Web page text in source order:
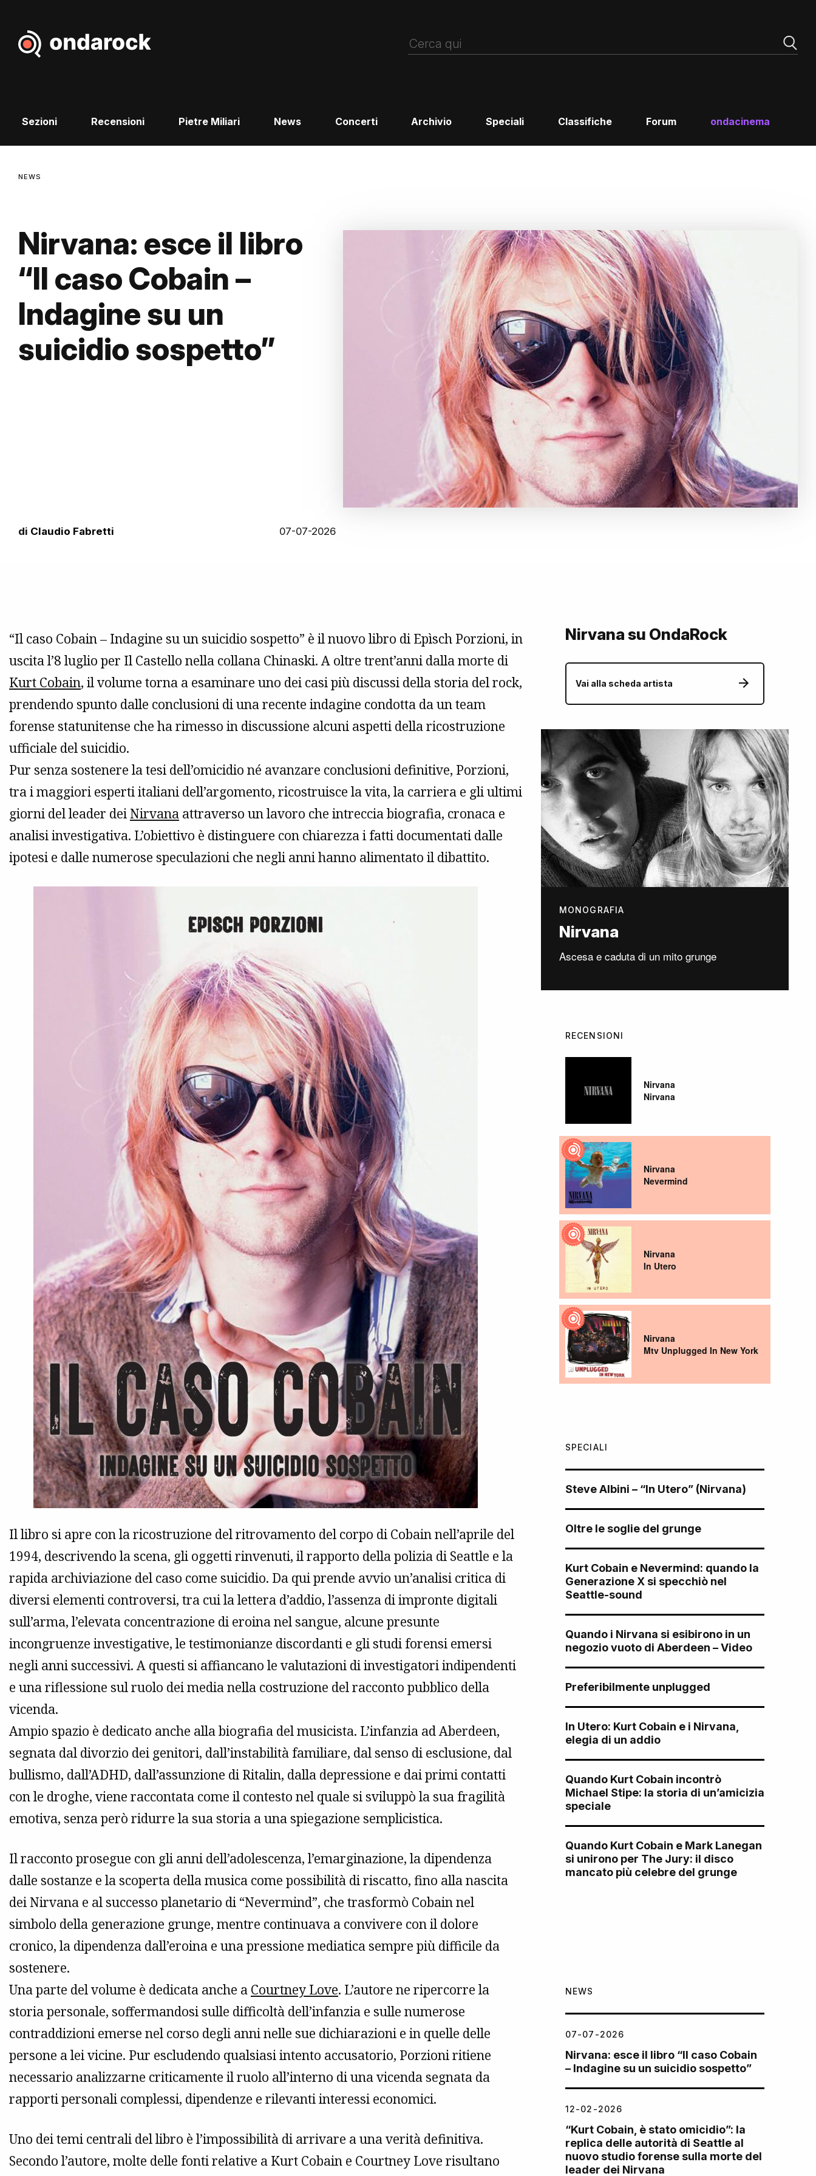
Sezioni Recensioni Pietre Miliari News Concerti Archivio Speciali Classifiche Forum ondacinema
NEWS
Nirvana: esce il libro
“Il caso Cobain –
Indagine su un
suicidio sospetto”
di Claudio Fabretti 07-07-2026
“Il caso Cobain – Indagine su un suicidio sospetto” è il nuovo libro di Epìsch Porzioni, in
uscita l’8 luglio per Il Castello nella collana Chinaski. A oltre trent’anni dalla morte di
Kurt Cobain, il volume torna a esaminare uno dei casi più discussi della storia del rock,
prendendo spunto dalle conclusioni di una recente indagine condotta da un team
forense statunitense che ha rimesso in discussione alcuni aspetti della ricostruzione
ufficiale del suicidio.
Pur senza sostenere la tesi dell’omicidio né avanzare conclusioni definitive, Porzioni,
tra i maggiori esperti italiani dell’argomento, ricostruisce la vita, la carriera e gli ultimi
giorni del leader deiNirvana attraverso un lavoro che intreccia biografia, cronaca e
analisi investigativa. L’obiettivo è distinguere con chiarezza i fatti documentati dalle
ipotesi e dalle numerose speculazioni che negli anni hanno alimentato il dibattito.
Il libro si apre con la ricostruzione del ritrovamento del corpo di Cobain nell’aprile del
1994, descrivendo la scena, gli oggetti rinvenuti, il rapporto della polizia di Seattle e la
rapida archiviazione del caso come suicidio. Da qui prende avvio un’analisi critica di
diversi elementi controversi, tra cui la lettera d’addio, l’assenza di impronte digitali
sull’arma, l’elevata concentrazione di eroina nel sangue, alcune presunte
incongruenze investigative, le testimonianze discordanti e gli studi forensi emersi
negli anni successivi. A questi si affiancano le valutazioni di investigatori indipendenti
e una riflessione sul ruolo dei media nella costruzione del racconto pubblico della
vicenda.
Ampio spazio è dedicato anche alla biografia del musicista. L’infanzia ad Aberdeen,
segnata dal divorzio dei genitori, dall’instabilità familiare, dal senso di esclusione, dal
bullismo, dall’ADHD, dall’assunzione di Ritalin, dalla depressione e dai primi contatti
con le droghe, viene raccontata come il contesto nel quale si sviluppò la sua fragilità
emotiva, senza però ridurre la sua storia a una spiegazione semplicistica.
Il racconto prosegue con gli anni dell’adolescenza, l’emarginazione, la dipendenza
dalle sostanze e la scoperta della musica come possibilità di riscatto, fino alla nascita
dei Nirvana e al successo planetario di “Nevermind”, che trasformò Cobain nel
simbolo della generazione grunge, mentre continuava a convivere con il dolore
cronico, la dipendenza dall’eroina e una pressione mediatica sempre più difficile da
sostenere.
Una parte del volume è dedicata anche a Courtney Love. L’autore ne ripercorre la
storia personale, soffermandosi sulle difficoltà dell’infanzia e sulle numerose
contraddizioni emerse nel corso degli anni nelle sue dichiarazioni e in quelle delle
persone a lei vicine. Pur escludendo qualsiasi intento accusatorio, Porzioni ritiene
necessario analizzarne criticamente il ruolo all’interno di una vicenda segnata da
rapporti personali complessi, dipendenze e rilevanti interessi economici.
Uno dei temi centrali del libro è l’impossibilità di arrivare a una verità definitiva.
Secondo l’autore, molte delle fonti relative a Kurt Cobain e Courtney Love risultano
Nirvana su OndaRock
Vai alla scheda artista
MONOGRAFIA
Nirvana
Ascesa e caduta di un mito grunge
RECENSIONI
Nirvana
Nirvana
Nirvana
Nevermind
Nirvana
In Utero
Nirvana
Mtv Unplugged In New York
SPECIALI
Steve Albini – “In Utero” (Nirvana)
Oltre le soglie del grunge
Kurt Cobain e Nevermind: quando la
Generazione X si specchiò nel
Seattle-sound
Quando i Nirvana si esibirono in un
negozio vuoto di Aberdeen – Video
Preferibilmente unplugged
In Utero: Kurt Cobain e i Nirvana,
elegia di un addio
Quando Kurt Cobain incontrò
Michael Stipe: la storia di un’amicizia
speciale
Quando Kurt Cobain e Mark Lanegan
si unirono per The Jury: il disco
mancato più celebre del grunge
NEWS
07-07-2026
Nirvana: esce il libro “Il caso Cobain
– Indagine su un suicidio sospetto”
12-02-2026
“Kurt Cobain, è stato omicidio”: la
replica delle autorità di Seattle al
nuovo studio forense sulla morte del
leader dei Nirvana